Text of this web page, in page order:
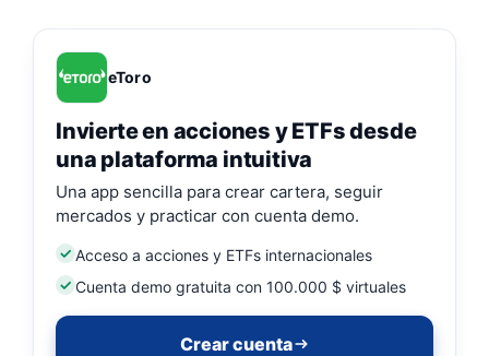
eToro
Invierte en acciones y ETFs desde
una plataforma intuitiva
Una app sencilla para crear cartera, seguir
mercados y practicar con cuenta demo.
Acceso a acciones y ETFs internacionales
Cuenta demo gratuita con 100.000 $ virtuales
Crear cuenta